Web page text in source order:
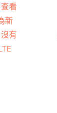
看
新
有